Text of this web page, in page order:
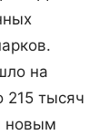
на
215 тысяч
новым